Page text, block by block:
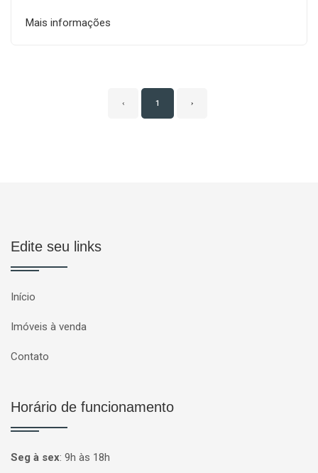
Mais informações
‹ 1 ›
Edite seu links
Início
Imóveis à venda
Contato
Horário de funcionamento
Seg à sex: 9h às 18h